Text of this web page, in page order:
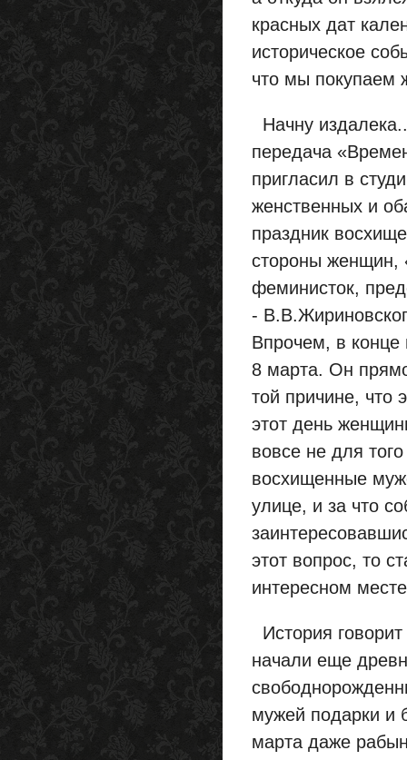
красных дат
историческое
что мы покупаем
Начну
передача
пригласил в
женственных и
праздник
стороны женщин,
феминисток,
-
Впрочем, в конце
8 марта. Он
той причине, что
этот день
вовсе не для
восхищенные
улице, и за что
этот вопрос, то
интересном
История
начали еще
мужей подарки и
марта даже